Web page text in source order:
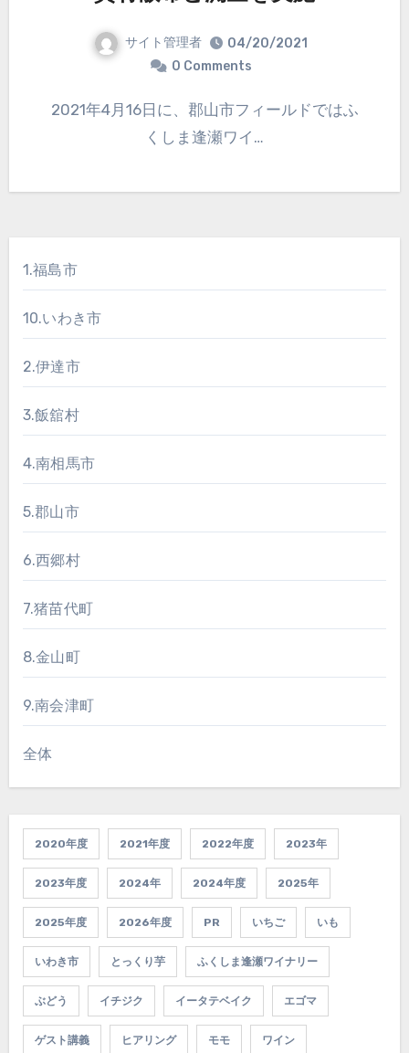
サイト管理者
04/20/2021
0 Comments
2021年4月16日に、郡山市フィールドではふ
くしま逢瀬ワイ…
1.福島市
10.いわき市
2.伊達市
3.飯舘村
4.南相馬市
5.郡山市
6.西郷村
7.猪苗代町
8.金山町
9.南会津町
全体
2020年度 2021年度 2022年度 2023年
2023年度 2024年 2024年度 2025年
2025年度 2026年度 PR いちご いも
いわき市 とっくり芋 ふくしま逢瀬ワイナリー
ぶどう イチジク イータテベイク エゴマ
ゲスト講義 ヒアリング モモ ワイン